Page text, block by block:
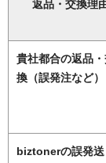
返品・交換理
貴社都合の返品
換（誤発注など）
biztonerの誤発送